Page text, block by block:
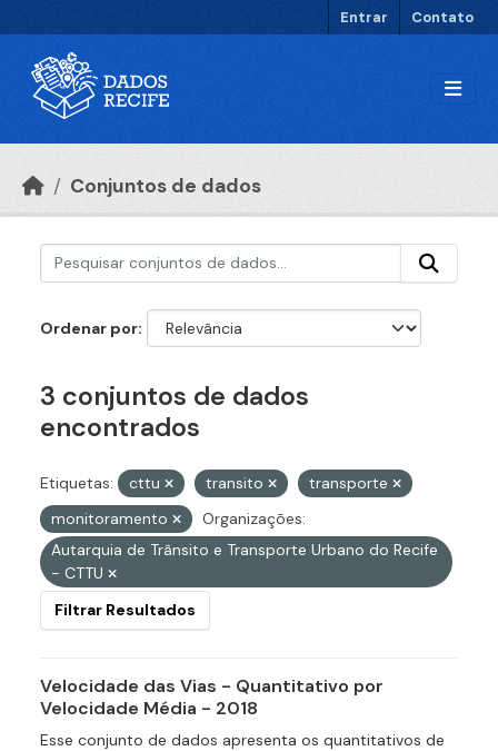
Entrar Contato
Conjuntos de dados
Ordenar por
3 conjuntos de dados
encontrados
Etiquetas: cttu transito
transporte
monitoramento
Organizações:
Autarquia de Trânsito e Transporte Urbano do Recife
- CTTU
Filtrar Resultados
Velocidade das Vias - Quantitativo por
Velocidade Média - 2018
Esse conjunto de dados apresenta os quantitativos de